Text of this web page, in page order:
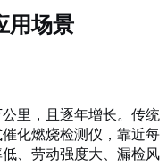
用场景
里，且逐年增长。传统
化燃烧检测仪，靠近每
、劳动强度大、漏检风